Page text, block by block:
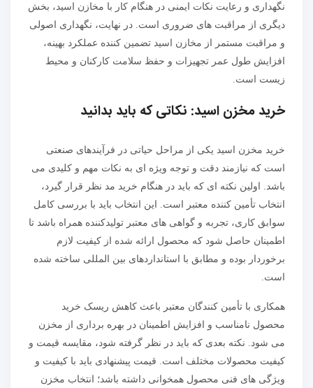
نگهداری و رعایت نکات ایمنی در هنگام کار با مخازن اسید، بخش
دیگری از مراقبت های ضروری است. در نهایت، نگهداری اصولی
و مراقبت مستمر از مخازن اسید تضمین کننده عملکرد بهینه،
افزایش طول عمر تجهیزات و حفظ سلامت کارکنان و محیط
زیست است.
خرید مخزن اسید: نکاتی که باید بدانید
خرید مخزن اسید یکی از مراحل حیاتی در فرآیندهای صنعتی
است که نیازمند دقت و توجه ویژه ای به نکات مهم و کلیدی می
باشد. اولین نکته ای که باید در هنگام خرید مد نظر قرار گیرد،
انتخاب تأمین کننده معتبر است. این انتخاب باید با بررسی کامل
سوابق کاری، تجربه و گواهی های معتبر تولیدکننده همراه باشد تا
اطمینان حاصل شود که محصول ارائه شده از کیفیت لازم
برخوردار بوده و مطابق با استانداردهای بین المللی ساخته شده
است.
همکاری با تأمین کنندگان معتبر باعث کاهش ریسک خرید
محصول نامناسب و افزایش اطمینان در بهره برداری از مخزن
می شود. نکته بعدی که باید در نظر گرفته شود، مقایسه قیمت و
کیفیت محصولات مختلف است. قیمت پیشنهادی باید با کیفیت و
ویژگی های فنی محصول همخوانی داشته باشد؛ انتخاب مخزن